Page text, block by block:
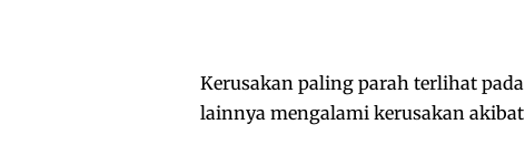
Kerusakan paling parah terlihat
lainnya mengalami kerusakan